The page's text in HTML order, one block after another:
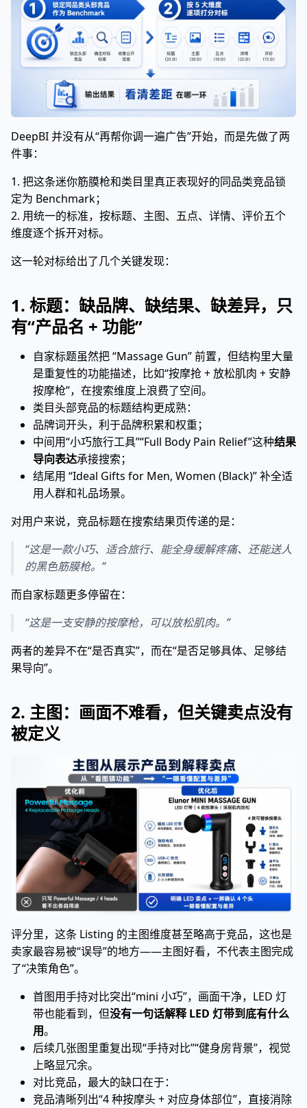
DeepBI 并没有从“再帮你调一遍广告”开始，而是先做了两
件事：
1. 把这条迷你筋膜枪和类目里真正表现好的同品类竞品锁
定为 Benchmark；
2. 用统一的标准，按标题、主图、五点、详情、评价五个
维度逐个拆开对标。
这一轮对标给出了几个关键发现：
1. 标题：缺品牌、缺结果、缺差异，只
有“产品名 + 功能”
自家标题虽然把 “Massage Gun” 前置，但结构里大量
是重复性的功能描述，比如“按摩抢 + 放松肌肉 + 安静
按摩枪”，在搜索维度上浪费了空间。
类目头部竞品的标题结构更成熟：
品牌词开头，利于品牌积累和权重；
中间用“小巧旅行工具”“Full Body Pain Relief”这种结果
导向表达承接搜索；
结尾用 “Ideal Gifts for Men, Women (Black)” 补全适
用人群和礼品场景。
对用户来说，竞品标题在搜索结果页传递的是：
“这是一款小巧、适合旅行、能全身缓解疼痛、还能送人
的黑色筋膜枪。”
而自家标题更多停留在：
“这是一支安静的按摩枪，可以放松肌肉。”
两者的差异不在“是否真实”，而在“是否足够具体、足够结
果导向”。
2. 主图：画面不难看，但关键卖点没有
被定义
评分里，这条 Listing 的主图维度甚至略高于竞品，这也是
卖家最容易被“误导”的地方——主图好看，不代表主图完成
了“决策角色”。
首图用手持对比突出“mini 小巧”，画面干净，LED 灯
带也能看到，但没有一句话解释 LED 灯带到底有什么
用。
后续几张图里重复出现“手持对比”“健身房背景”，视觉
上略显冗余。
对比竞品，最大的缺口在于：
竞品清晰列出“4 种按摩头 + 对应身体部位”，直接消除